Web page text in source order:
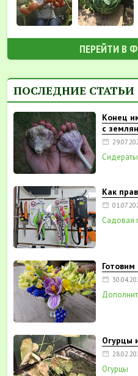
ПЕРЕЙТИ В
ПОСЛЕДНИЕ СТАТЬИ
Конец
с
Сидераты
Как
Садовая
Готовим
Огурцы
Огурцы